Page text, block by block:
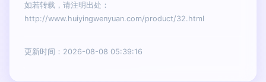
如若转载，请注明出处：
http://www.huiyingwenyuan.com/product/32.html
更新时间：2026-08-08 05:39:16